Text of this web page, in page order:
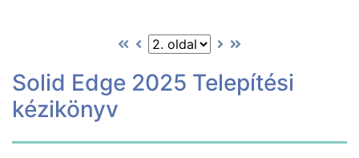
Solid Edge 2025 Telepítési
kézikönyv